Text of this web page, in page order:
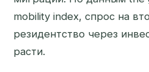
mobility index, спрос на
резидентство через
расти.